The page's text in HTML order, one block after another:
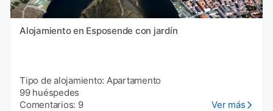
Alojamiento en Esposende con jardín
Tipo de alojamiento: Apartamento
99 huéspedes
Comentarios: 9
Ver más